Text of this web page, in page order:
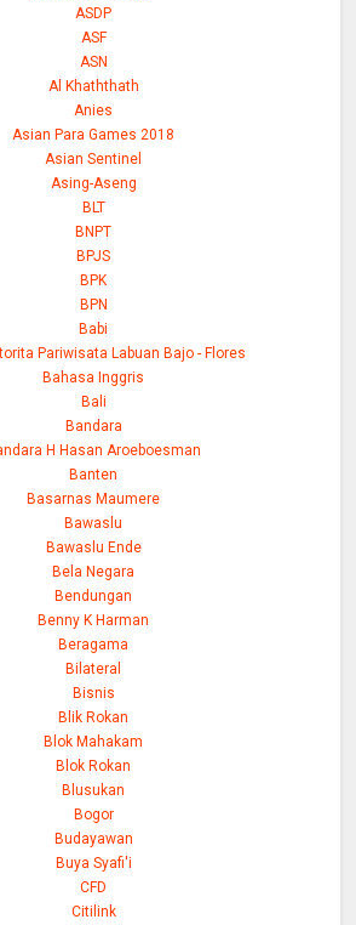
ASDP
ASF
ASN
Al Khaththath
Anies
Asian Para Games 2018
Asian Sentinel
Asing-Aseng
BLT
BNPT
BPJS
BPK
BPN
Babi
Pariwisata Labuan Bajo - Flores
Bahasa Inggris
Bali
Bandara
H Hasan Aroeboesman
Banten
Basarnas Maumere
Bawaslu
Bawaslu Ende
Bela Negara
Bendungan
Benny K Harman
Beragama
Bilateral
Bisnis
Blik Rokan
Blok Mahakam
Blok Rokan
Blusukan
Bogor
Budayawan
Buya Syafi'i
CFD
Citilink